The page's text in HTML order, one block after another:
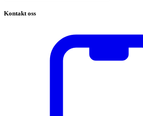
Kontakt oss